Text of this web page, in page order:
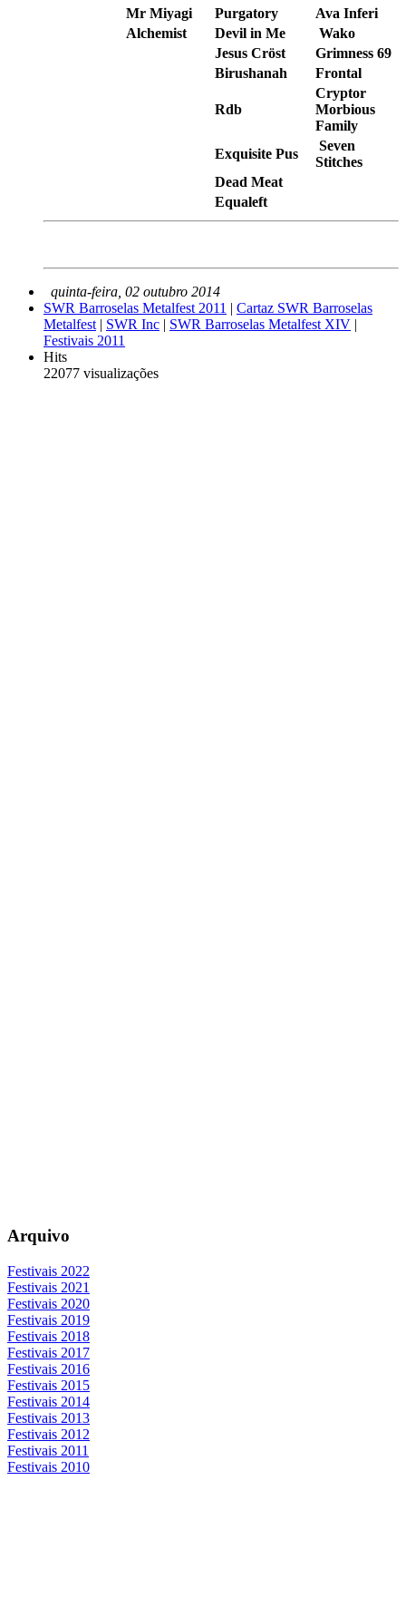
Mr Miyagi
Purgatory
Ava Inferi
Alchemist
Devil in Me
Wako
Jesus Cröst
Grimness 69
Birushanah
Frontal
Rdb
Cryptor
Morbious
Family
Exquisite Pus
Seven
Stitches
Dead Meat
Equaleft
quinta-feira, 02 outubro 2014
SWR Barroselas Metalfest 2011 | Cartaz SWR Barroselas
Metalfest | SWR Inc | SWR Barroselas Metalfest XIV |
Festivais 2011
Hits
22077 visualizações
Arquivo
Festivais 2022
Festivais 2021
Festivais 2020
Festivais 2019
Festivais 2018
Festivais 2017
Festivais 2016
Festivais 2015
Festivais 2014
Festivais 2013
Festivais 2012
Festivais 2011
Festivais 2010